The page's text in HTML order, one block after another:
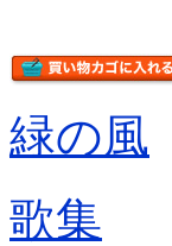
緑の風
歌集